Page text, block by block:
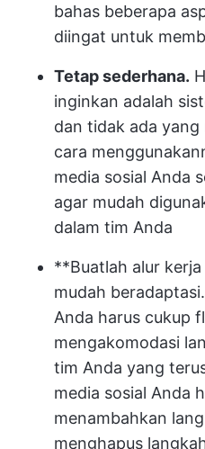
bahas beberapa
diingat untuk
Tetap sederhana.
inginkan adalah
dan tidak ada
cara
media sosial Anda
agar mudah
dalam tim Anda
**Buatlah alur
mudah
Anda harus cukup
mengakomodasi
tim Anda yang
media sosial Anda
menambahkan
menghapus